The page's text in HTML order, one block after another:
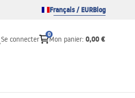
Français / EURBlog
Se connecter
0
Mon panier: 0,00 €